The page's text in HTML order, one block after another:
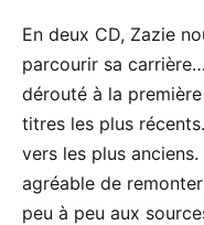
En deux CD, Zazie
parcourir sa carrière…
dérouté à la
titres les plus
vers les plus anciens.
agréable de
peu à peu aux